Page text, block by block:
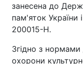
занесена до
пам'яток України
200015-Н.
Згідно з нормами
охорони